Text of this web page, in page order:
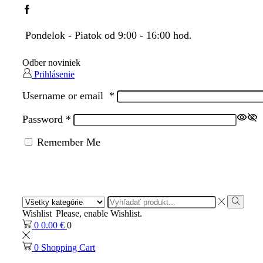
Facebook
Pondelok - Piatok od 9:00 - 16:00 hod.
Odber noviniek
Prihlásenie
Username or email *
Password *
Remember Me
Search
input
Search
Wishlist Please, enable Wishlist.
0 0.00 € 0
0 Shopping Cart